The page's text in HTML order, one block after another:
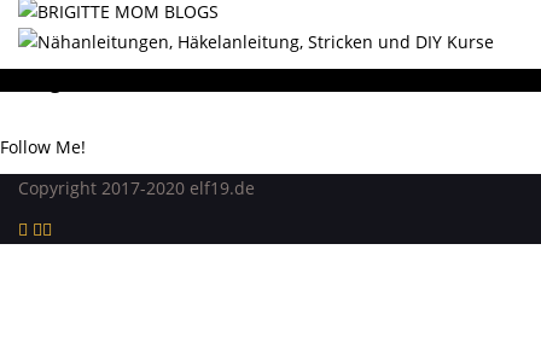
Follow Me!
Copyright 2017-2020 elf19.de